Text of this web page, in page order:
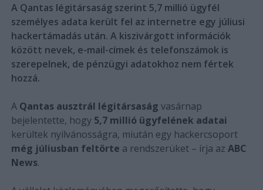
A Qantas légitársaság szerint 5,7 millió ügyfél
személyes adata került fel az internetre egy júliusi
hackertámadás után. A kiszivárgott információk
között nevek, e-mail-címek és telefonszámok is
szerepelnek, de pénzügyi adatokhoz nem fértek
hozzá.
A Qantas ausztrál légitársaság vasárnap
bejelentette, hogy 5,7 millió ügyfelének adatai
kerültek nyilvánosságra, miután egy hackercsoport
még júliusban feltörte a rendszerüket – írja az ABC
News.